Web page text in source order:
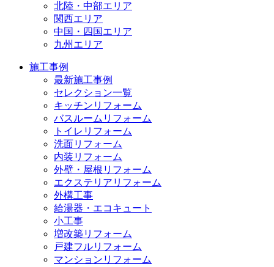
北陸・中部エリア
関西エリア
中国・四国エリア
九州エリア
施工事例
最新施工事例
セレクション一覧
キッチンリフォーム
バスルームリフォーム
トイレリフォーム
洗面リフォーム
内装リフォーム
外壁・屋根リフォーム
エクステリアリフォーム
外構工事
給湯器・エコキュート
小工事
増改築リフォーム
戸建フルリフォーム
マンションリフォーム